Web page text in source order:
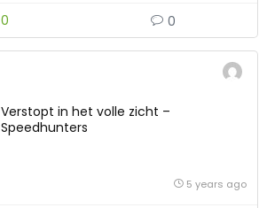
0 0
Verstopt in het volle zicht –
Speedhunters
5 years ago